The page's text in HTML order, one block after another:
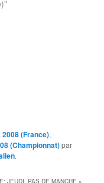
(France),
(Championnat)par
.
JEUDI, PAS DE MANCHE »